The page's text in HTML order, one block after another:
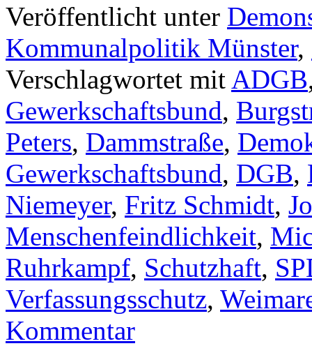
Veröffentlicht unter
Kommunalpolitik Münster,
Verschlagwortet mit ADGB
Gewerkschaftsbund,
Peters, Dammstraße,
Gewerkschaftsbund, DGB,
Niemeyer, Fritz Schmidt,
Menschenfeindlichkeit,
Ruhrkampf, Schutzhaft,
Verfassungsschutz,
Kommentar